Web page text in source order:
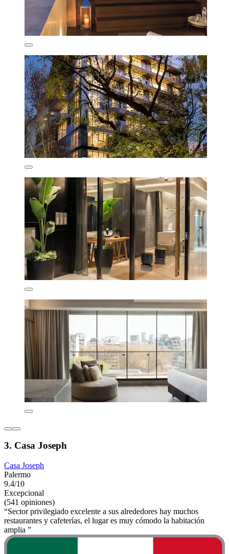
3. Casa Joseph
Casa Joseph
Palermo
9.4/10
Excepcional
(541 opiniones)
“Sector privilegiado excelente a sus alrededores hay muchos
restaurantes y cafeterías, el lugar es muy cómodo la habitación
amplia ”